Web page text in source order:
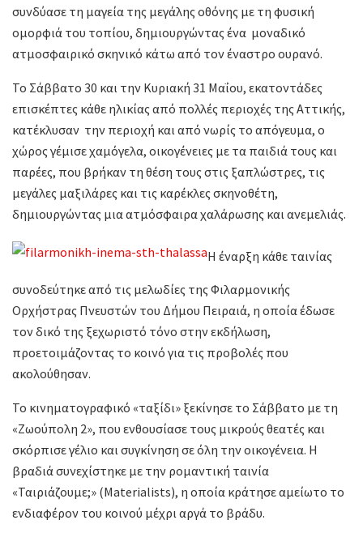
συνδύασε τη μαγεία της μεγάλης οθόνης με τη φυσική
ομορφιά του τοπίου, δημιουργώντας ένα μοναδικό
ατμοσφαιρικό σκηνικό κάτω από τον έναστρο ουρανό.
Το Σάββατο 30 και την Κυριακή 31 Μαΐου, εκατοντάδες
επισκέπτες κάθε ηλικίας από πολλές περιοχές της Αττικής,
κατέκλυσαν την περιοχή και από νωρίς το απόγευμα, ο
χώρος γέμισε χαμόγελα, οικογένειες με τα παιδιά τους και
παρέες, που βρήκαν τη θέση τους στις ξαπλώστρες, τις
μεγάλες μαξιλάρες και τις καρέκλες σκηνοθέτη,
δημιουργώντας μια ατμόσφαιρα χαλάρωσης και ανεμελιάς.
Η έναρξη κάθε ταινίας
συνοδεύτηκε από τις μελωδίες της Φιλαρμονικής
Ορχήστρας Πνευστών του Δήμου Πειραιά, η οποία έδωσε
τον δικό της ξεχωριστό τόνο στην εκδήλωση,
προετοιμάζοντας το κοινό για τις προβολές που
ακολούθησαν.
Το κινηματογραφικό «ταξίδι» ξεκίνησε το Σάββατο με τη
«Ζωούπολη 2», που ενθουσίασε τους μικρούς θεατές και
σκόρπισε γέλιο και συγκίνηση σε όλη την οικογένεια. Η
βραδιά συνεχίστηκε με την ρομαντική ταινία
«Ταιριάζουμε;» (Materialists), η οποία κράτησε αμείωτο το
ενδιαφέρον του κοινού μέχρι αργά το βράδυ.